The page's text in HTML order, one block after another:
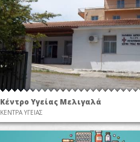
Κέντρο Υγείας Μελιγαλά
ΚΕΝΤΡΑ ΥΓΕΙΑΣ